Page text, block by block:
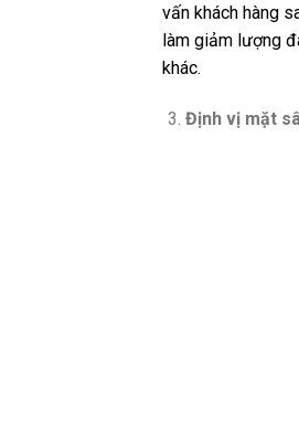
vấn khách hàng
làm giảm lượng
khác.
Định vị mặt